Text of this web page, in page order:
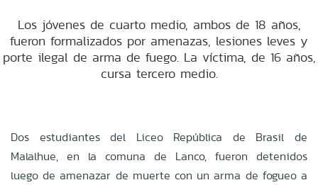
Los jóvenes de cuarto medio, ambos de 18 años,
fueron formalizados por amenazas, lesiones leves y
porte ilegal de arma de fuego. La víctima, de 16 años,
cursa tercero medio.
Dos estudiantes del Liceo República de Brasil de
Malalhue, en la comuna de Lanco, fueron detenidos
luego de amenazar de muerte con un arma de fogueo a